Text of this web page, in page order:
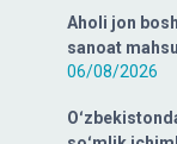
Aholi jon
sanoat
06/08/2026